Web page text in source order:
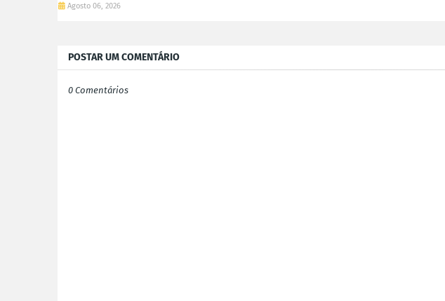
Agosto 06, 2026
POSTAR UM COMENTÁRIO
0 Comentários